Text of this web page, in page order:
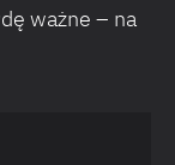
ważne – na